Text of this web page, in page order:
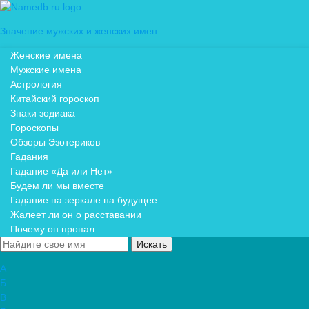
Значение мужских и женских имен
Женские имена
Мужские имена
Астрология
Китайский гороскоп
Знаки зодиака
Гороскопы
Обзоры Эзотериков
Гадания
Гадание «Да или Нет»
Будем ли мы вместе
Гадание на зеркале на будущее
Жалеет ли он о расставании
Почему он пропал
А
Б
В